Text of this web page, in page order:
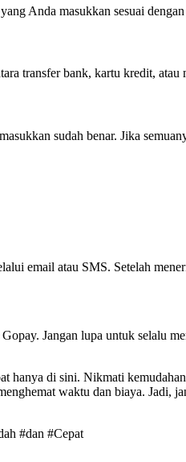
Anda masukkan sesuai
transfer bank, kartu kredit, atau
sudah benar. Jika
email atau SMS. Setelah
Jangan lupa untuk selalu
hanya di sini. Nikmati
waktu dan biaya. Jadi,
#dan #Cepat